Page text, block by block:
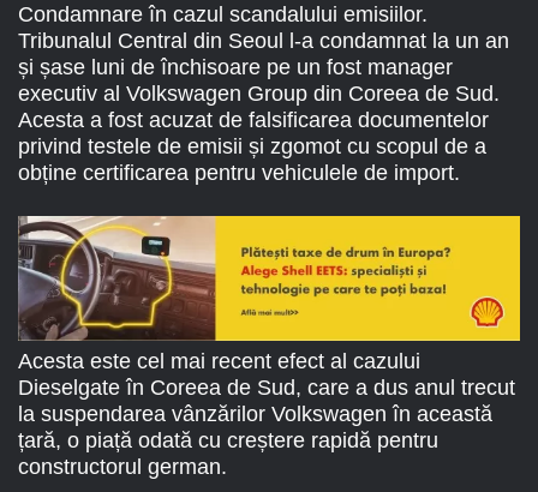
Condamnare în cazul scandalului emisiilor.
Tribunalul Central din Seoul l-a condamnat la un an
și șase luni de închisoare pe un fost manager
executiv al Volkswagen Group din Coreea de Sud.
Acesta a fost acuzat de falsificarea documentelor
privind testele de emisii și zgomot cu scopul de a
obține certificarea pentru vehiculele de import.
Acesta este cel mai recent efect al cazului
Dieselgate în Coreea de Sud, care a dus anul trecut
la suspendarea vânzărilor Volkswagen în această
țară, o piață odată cu creștere rapidă pentru
constructorul german.